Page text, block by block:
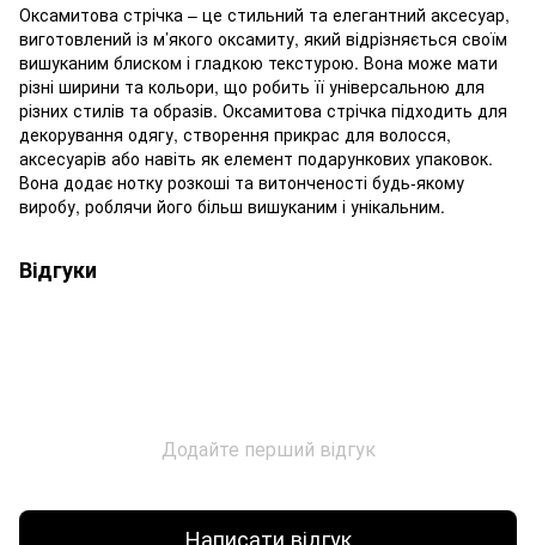
Оксамитова стрічка – це стильний та елегантний аксесуар,
виготовлений із м’якого оксамиту, який відрізняється своїм
вишуканим блиском і гладкою текстурою. Вона може мати
різні ширини та кольори, що робить її універсальною для
різних стилів та образів. Оксамитова стрічка підходить для
декорування одягу, створення прикрас для волосся,
аксесуарів або навіть як елемент подарункових упаковок.
Вона додає нотку розкоші та витонченості будь-якому
виробу, роблячи його більш вишуканим і унікальним.
Відгуки
Додайте перший відгук
Написати відгук